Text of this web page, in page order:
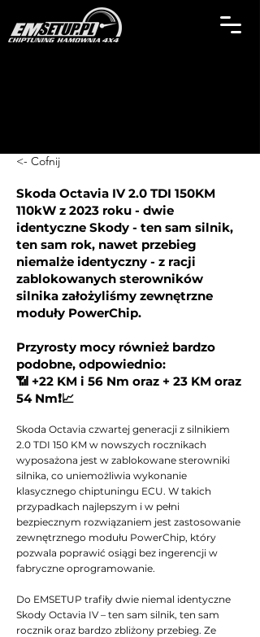
<- Cofnij
Skoda Octavia IV 2.0 TDI 150KM
110kW z 2023 roku - dwie
identyczne Skody - ten sam silnik,
ten sam rok, nawet przebieg
niemalże identyczny - z racji
zablokowanych sterowników
silnika założyliśmy zewnętrzne
moduły PowerChip.
Przyrosty mocy również bardzo
podobne, odpowiednio:
📶 +22 KM i 56 Nm oraz + 23 KM oraz
54 Nm❗📈
Skoda Octavia czwartej generacji z silnikiem
2.0 TDI 150 KM w nowszych rocznikach
wyposażona jest w zablokowane sterowniki
silnika, co uniemożliwia wykonanie
klasycznego chiptuningu ECU. W takich
przypadkach najlepszym i w pełni
bezpiecznym rozwiązaniem jest zastosowanie
zewnętrznego modułu PowerChip, który
pozwala poprawić osiągi bez ingerencji w
fabryczne oprogramowanie.
Do EMSETUP trafiły dwie niemal identyczne
Skody Octavia IV – ten sam silnik, ten sam
rocznik oraz bardzo zbliżony przebieg. Ze